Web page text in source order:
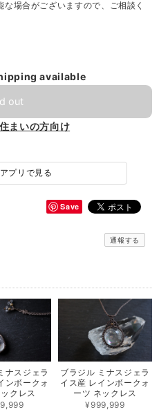
場合がございますので、ご相談く
available
out
まいの方向け
プリで見る
Save
通報する
ナスジェラ
ンボークォ
クレス
ブラジル ミナスジェラ
イス産 レインボークォ
ーツ ネックレス
¥999,999